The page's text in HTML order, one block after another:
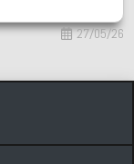
27/05/26